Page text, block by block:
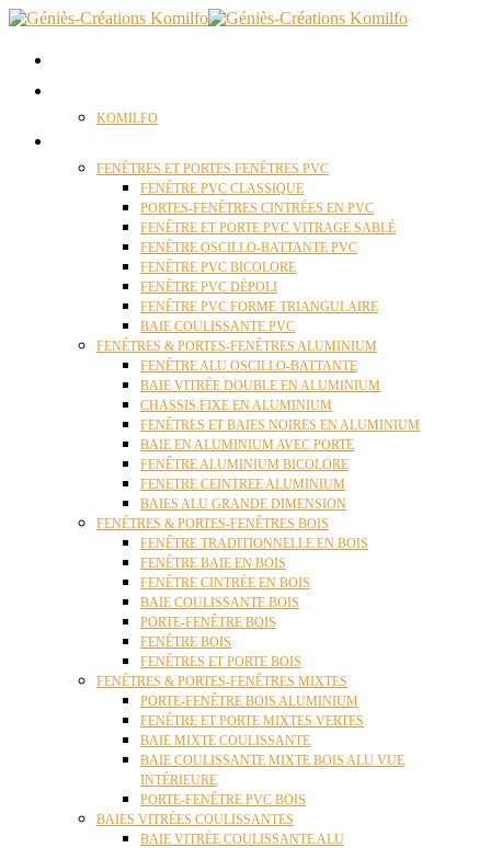
KOMILFO
FENÊTRES ET PORTES FENÊTRES PVC
FENÊTRE PVC CLASSIQUE
PORTES-FENÊTRES CINTRÉES EN PVC
FENÊTRE ET PORTE PVC VITRAGE SABLÉ
FENÊTRE OSCILLO-BATTANTE PVC
FENÊTRE PVC BICOLORE
FENÊTRE PVC DÉPOLI
FENÊTRE PVC FORME TRIANGULAIRE
BAIE COULISSANTE PVC
FENÊTRES & PORTES-FENÊTRES ALUMINIUM
FENÊTRE ALU OSCILLO-BATTANTE
BAIE VITRÉE DOUBLE EN ALUMINIUM
CHASSIS FIXE EN ALUMINIUM
FENÊTRES ET BAIES NOIRES EN ALUMINIUM
BAIE EN ALUMINIUM AVEC PORTE
FENÊTRE ALUMINIUM BICOLORE
FENETRE CEINTREE ALUMINIUM
BAIES ALU GRANDE DIMENSION
FENÊTRES & PORTES-FENÊTRES BOIS
FENÊTRE TRADITIONNELLE EN BOIS
FENÊTRE BAIE EN BOIS
FENÊTRE CINTRÉE EN BOIS
BAIE COULISSANTE BOIS
PORTE-FENÊTRE BOIS
FENÊTRE BOIS
FENÊTRES ET PORTE BOIS
FENÊTRES & PORTES-FENÊTRES MIXTES
PORTE-FENÊTRE BOIS ALUMINIUM
FENÊTRE ET PORTE MIXTES VERTES
BAIE MIXTE COULISSANTE
BAIE COULISSANTE MIXTE BOIS ALU VUE
INTÉRIEURE
PORTE-FENÊTRE PVC BOIS
BAIES VITRÉES COULISSANTES
BAIE VITRÉE COULISSANTE ALU